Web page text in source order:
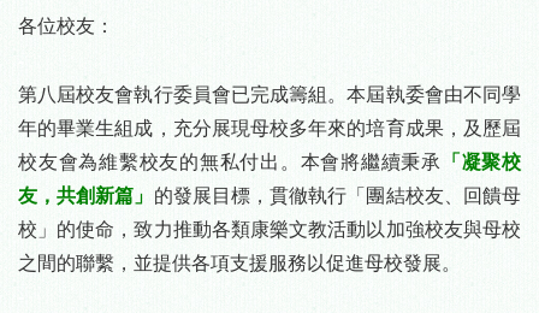
各位校友：
第八屆校友會執行委員會已完成籌組。本屆執委會由不同學
年的畢業生組成，充分展現母校多年來的培育成果，及歷屆
校友會為維繫校友的無私付出。本會將繼續秉承 「凝聚校
友，共創新篇」 的發展目標，貫徹執行「團結校友、回饋母
校」的使命，致力推動各類康樂文教活動以加強校友與母校
之間的聯繫，並提供各項支援服務以促進母校發展。